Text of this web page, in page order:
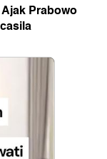
Prabowo